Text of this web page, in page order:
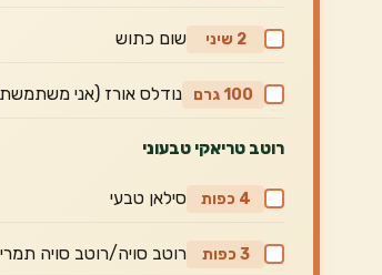
2 שיני שום כתוש
100 גרם נודלס אורז (אני
רוטב טריאקי טבעוני
4 כפות סילאן טבעי
3 כפות רוטב סויה/רוטב סויה תמרי